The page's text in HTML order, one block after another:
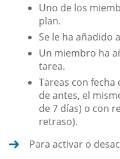
Uno de los
plan.
Se le ha añadido
Un miembro ha
tarea.
Tareas con fecha
de antes, el
de 7 días) o con
retraso).
Para activar o